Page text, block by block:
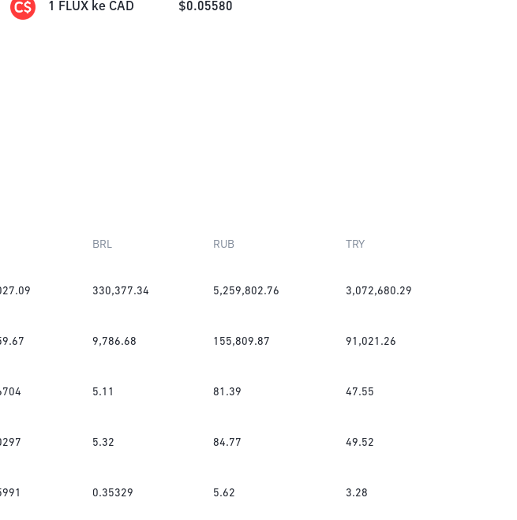
1 FLUX ke CAD $0.05580
BRL RUB TRY
330,377.34 5,259,802.76 3,072,680.29
9,786.68 155,809.87 91,021.26
5.11 81.39 47.55
5.32 84.77 49.52
0.35329 5.62 3.28